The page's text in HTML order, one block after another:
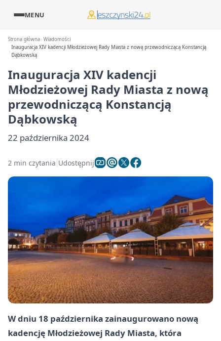
MENU
Strona główna Wiadomości
Inauguracja XIV kadencji Młodzieżowej Rady Miasta z nową przewodniczącą Konstancją
Dąbkowską
Inauguracja XIV kadencji
Młodzieżowej Rady Miasta z nową
przewodniczącą Konstancją
Dąbkowską
22 października 2024
2 min czytania Udostępnij
W dniu 18 października zainaugurowano nową
kadencję Młodzieżowej Rady Miasta, która